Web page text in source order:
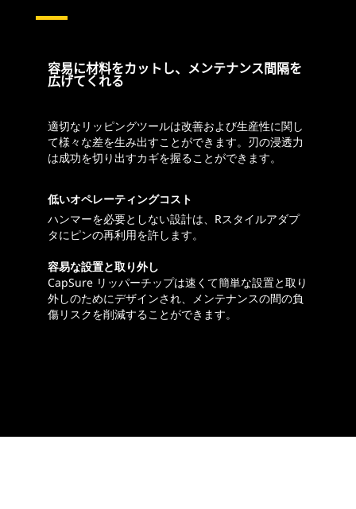
容易に材料をカットし、メンテナンス間隔を
広げてくれる
適切なリッピングツールは改善および生産性に関し
て様々な差を生み出すことができます。刃の浸透力
は成功を切り出すカギを握ることができます。
低いオペレーティングコスト
ハンマーを必要としない設計は、Rスタイルアダプ
タにピンの再利用を許します。
容易な設置と取り外し
CapSure リッパーチップは速くて簡単な設置と取り
外しのためにデザインされ、メンテナンスの間の負
傷リスクを削減することができます。